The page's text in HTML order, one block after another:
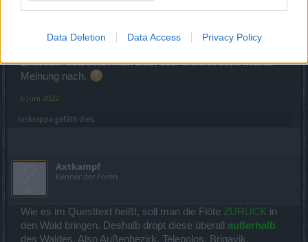
Data Deletion Data Access Privacy Policy
das Navi agiert falsch!
Entweder bearbeitet man dies, oder entfernt es,... meiner
Meinung nach.
6 Juni 2022
loskrappa gefällt dies.
Axtkampf
Kenner der Foren
Wie es im Questtext heißt, soll man die Flöte ZURÜCK in
den Wald bringen. Deshalb dropt diese überall außerhalb
des Waldes. Also Außenbezirk, Telepolos, Brigavik,